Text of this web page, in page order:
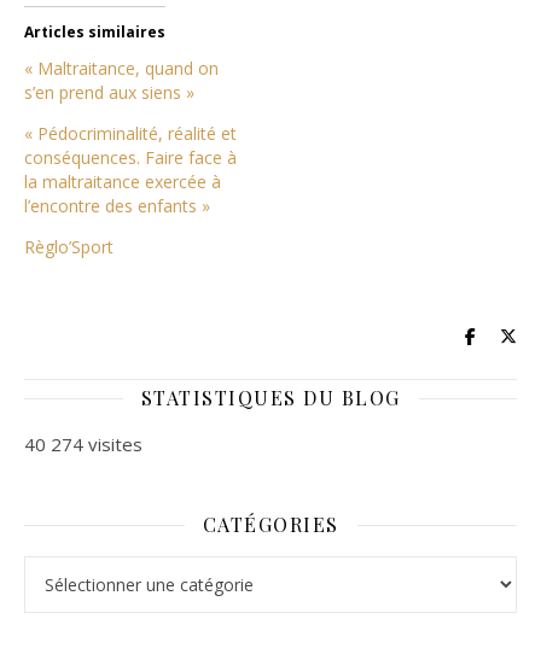
Articles similaires
« Maltraitance, quand on
s’en prend aux siens »
« Pédocriminalité, réalité et
conséquences. Faire face à
la maltraitance exercée à
l’encontre des enfants »
Règlo’Sport
STATISTIQUES DU BLOG
40 274 visites
CATÉGORIES